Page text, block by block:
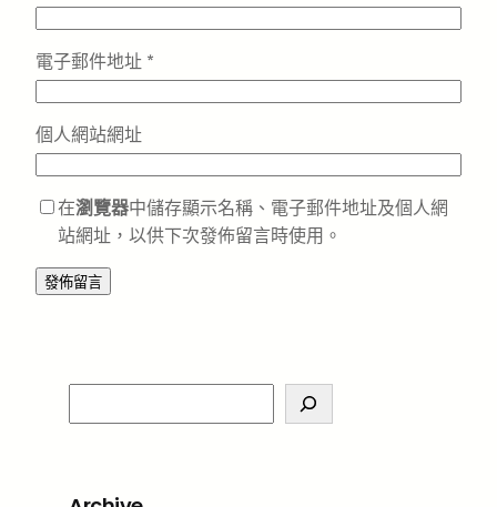
電子郵件地址 *
個人網站網址
在瀏覽器中儲存顯示名稱、電子郵件地址及個人網
站網址，以供下次發佈留言時使用。
e